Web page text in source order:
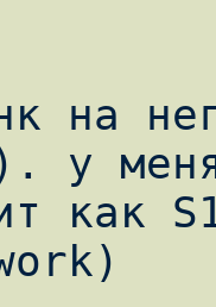
на
у
как